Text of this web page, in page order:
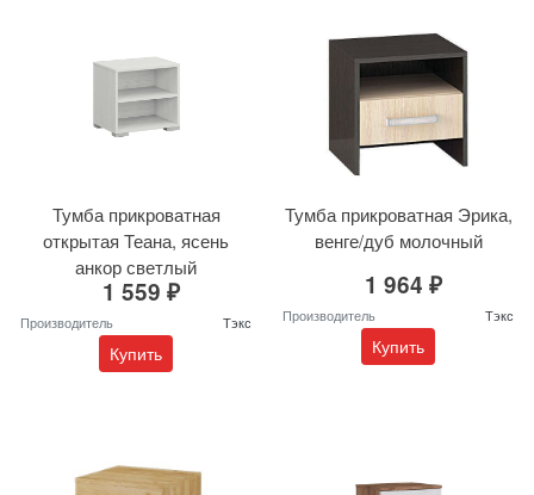
Тумба прикроватная
открытая Теана, ясень
анкор светлый
1 559 ₽
Производитель Тэкс
Купить
Тумба прикроватная Эрика,
венге/дуб молочный
1 964 ₽
Производитель Тэкс
Купить